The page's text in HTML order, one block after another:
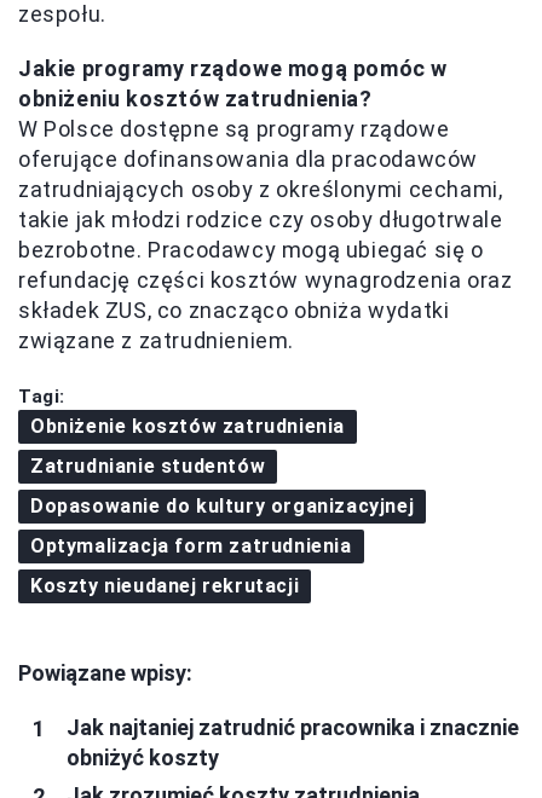
zespołu.
Jakie programy rządowe mogą pomóc w
obniżeniu kosztów zatrudnienia?
W Polsce dostępne są programy rządowe
oferujące dofinansowania dla pracodawców
zatrudniających osoby z określonymi cechami,
takie jak młodzi rodzice czy osoby długotrwale
bezrobotne. Pracodawcy mogą ubiegać się o
refundację części kosztów wynagrodzenia oraz
składek ZUS, co znacząco obniża wydatki
związane z zatrudnieniem.
Tagi:
Obniżenie kosztów zatrudnienia
Zatrudnianie studentów
Dopasowanie do kultury organizacyjnej
Optymalizacja form zatrudnienia
Koszty nieudanej rekrutacji
Powiązane wpisy:
Jak najtaniej zatrudnić pracownika i znacznie
obniżyć koszty